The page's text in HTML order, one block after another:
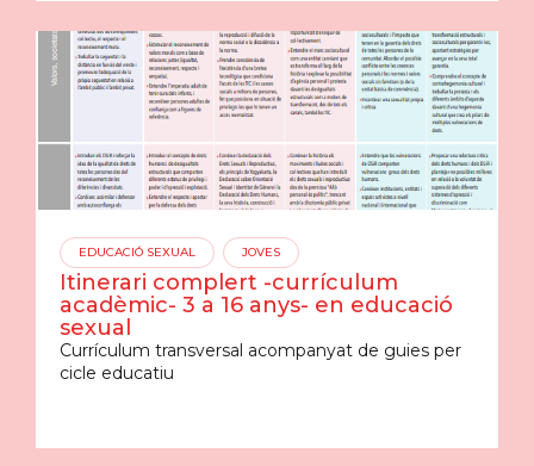
EDUCACIÓ SEXUAL JOVES
Itinerari complert -currículum
acadèmic- 3 a 16 anys- en educació
sexual
Currículum transversal acompanyat de guies per
cicle educatiu